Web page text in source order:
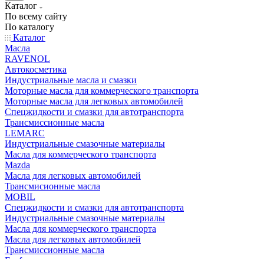
Каталог
По всему сайту
По каталогу
Каталог
Масла
RAVENOL
Автокосметика
Индустриальные масла и смазки
Моторные масла для коммерческого транспорта
Моторные масла для легковых автомобилей
Спецжидкости и смазки для автотранспорта
Трансмиссионные масла
LEMARC
Индустриальные смазочные материалы
Масла для коммерческого транспорта
Mazda
Масла для легковых автомобилей
Трансмисионные масла
MOBIL
Cпецжидкости и смазки для автотранспорта
Индустриальные смазочные материалы
Масла для коммерческого транспорта
Масла для легковых автомобилей
Трансмиссионные масла